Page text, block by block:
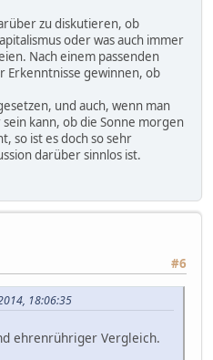
zu diskutieren, ob
oder was auch immer
Nach einem passenden
Erkenntnisse gewinnen, ob
und auch, wenn man
kann, ob die Sonne morgen
so ist es doch so sehr
darüber sinnlos ist.
#6
18:06:35
ehrenrühriger Vergleich.